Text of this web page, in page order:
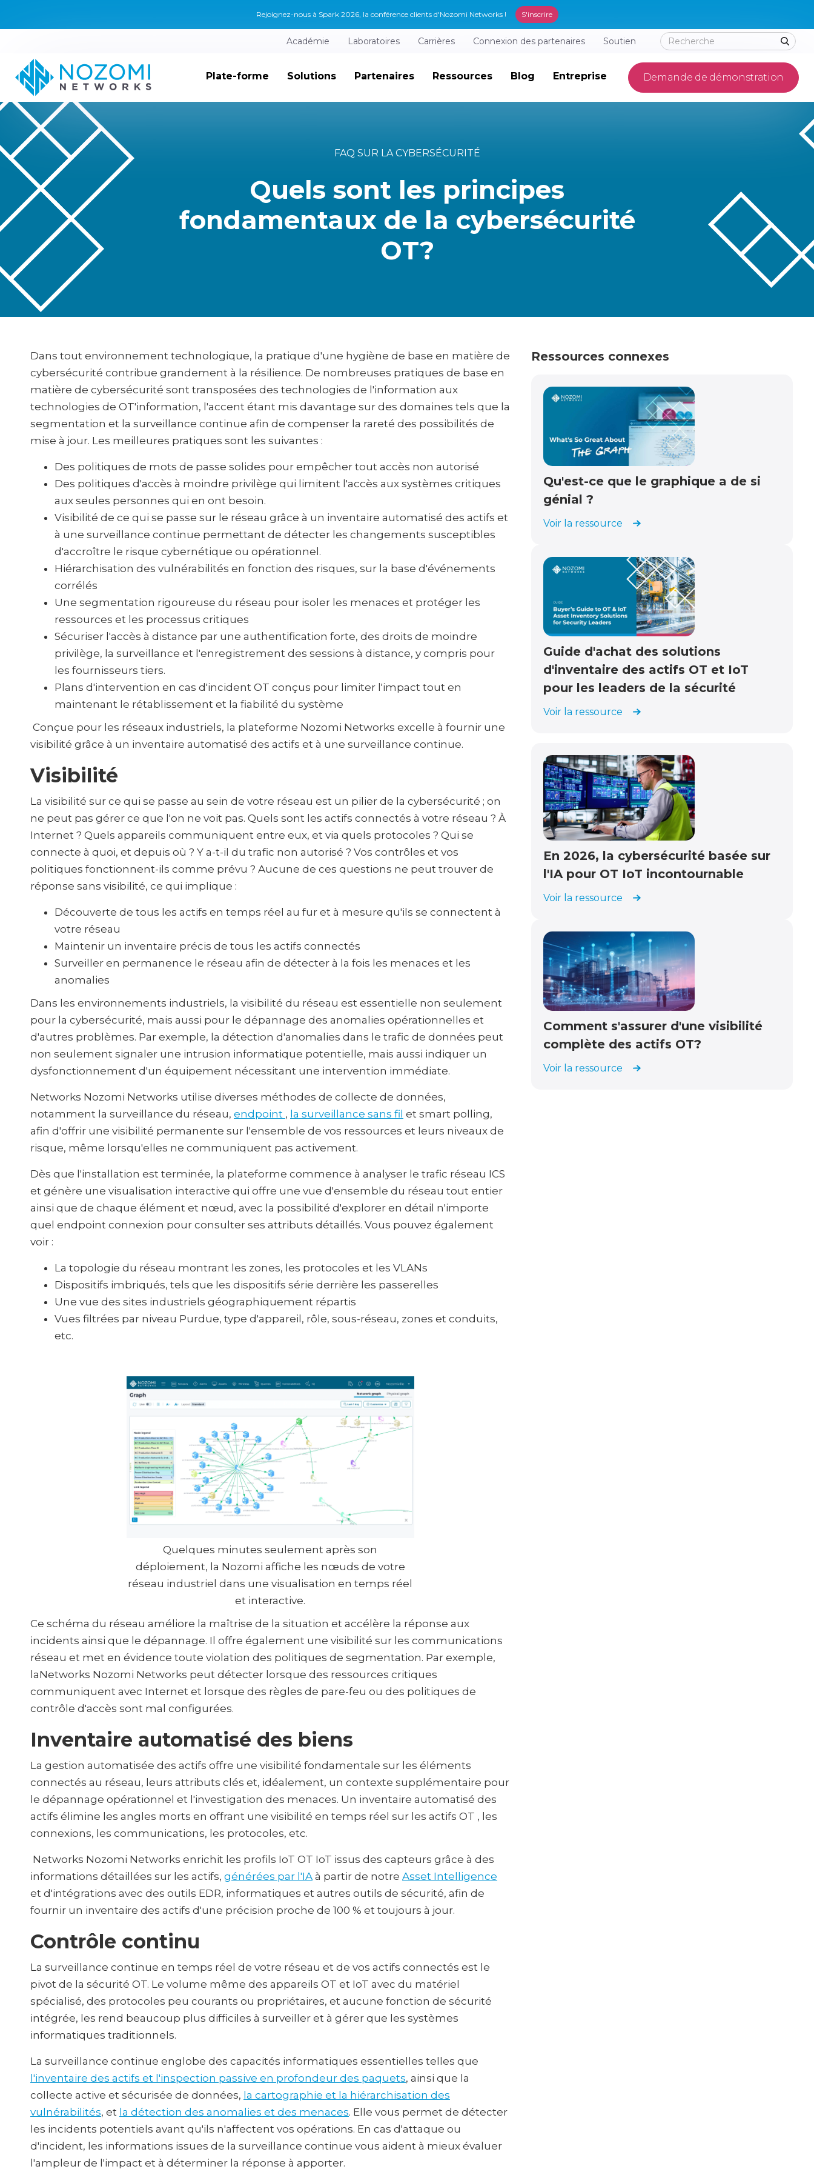
Rejoignez-nous à Spark 2026, la conférence clients d'Nozomi Networks ! S'inscrire
Académie Laboratoires Carrières Connexion des partenaires Soutien
Plate-forme Solutions Partenaires Ressources Blog Entreprise Demande de démonstration
FAQ SUR LA CYBERSÉCURITÉ
Quels sont les principes
fondamentaux de la cybersécurité
OT?
Dans tout environnement technologique, la pratique d'une hygiène de base en matière de
cybersécurité contribue grandement à la résilience. De nombreuses pratiques de base en
matière de cybersécurité sont transposées des technologies de l'information aux
technologies de OT'information, l'accent étant mis davantage sur des domaines tels que la
segmentation et la surveillance continue afin de compenser la rareté des possibilités de
mise à jour. Les meilleures pratiques sont les suivantes :
Des politiques de mots de passe solides pour empêcher tout accès non autorisé
Des politiques d'accès à moindre privilège qui limitent l'accès aux systèmes critiques
aux seules personnes qui en ont besoin.
Visibilité de ce qui se passe sur le réseau grâce à un inventaire automatisé des actifs et
à une surveillance continue permettant de détecter les changements susceptibles
d'accroître le risque cybernétique ou opérationnel.
Hiérarchisation des vulnérabilités en fonction des risques, sur la base d'événements
corrélés
Une segmentation rigoureuse du réseau pour isoler les menaces et protéger les
ressources et les processus critiques
Sécuriser l'accès à distance par une authentification forte, des droits de moindre
privilège, la surveillance et l'enregistrement des sessions à distance, y compris pour
les fournisseurs tiers.
Plans d'intervention en cas d'incident OT conçus pour limiter l'impact tout en
maintenant le rétablissement et la fiabilité du système
Conçue pour les réseaux industriels, la plateforme Nozomi Networks excelle à fournir une
visibilité grâce à un inventaire automatisé des actifs et à une surveillance continue.
Visibilité
La visibilité sur ce qui se passe au sein de votre réseau est un pilier de la cybersécurité ; on
ne peut pas gérer ce que l'on ne voit pas. Quels sont les actifs connectés à votre réseau ? À
Internet ? Quels appareils communiquent entre eux, et via quels protocoles ? Qui se
connecte à quoi, et depuis où ? Y a-t-il du trafic non autorisé ? Vos contrôles et vos
politiques fonctionnent-ils comme prévu ? Aucune de ces questions ne peut trouver de
réponse sans visibilité, ce qui implique :
Découverte de tous les actifs en temps réel au fur et à mesure qu'ils se connectent à
votre réseau
Maintenir un inventaire précis de tous les actifs connectés
Surveiller en permanence le réseau afin de détecter à la fois les menaces et les
anomalies
Dans les environnements industriels, la visibilité du réseau est essentielle non seulement
pour la cybersécurité, mais aussi pour le dépannage des anomalies opérationnelles et
d'autres problèmes. Par exemple, la détection d'anomalies dans le trafic de données peut
non seulement signaler une intrusion informatique potentielle, mais aussi indiquer un
dysfonctionnement d'un équipement nécessitant une intervention immédiate.
Networks Nozomi Networks utilise diverses méthodes de collecte de données,
notamment la surveillance du réseau, endpoint , la surveillance sans fil et smart polling,
afin d'offrir une visibilité permanente sur l'ensemble de vos ressources et leurs niveaux de
risque, même lorsqu'elles ne communiquent pas activement.
Dès que l'installation est terminée, la plateforme commence à analyser le trafic réseau ICS
et génère une visualisation interactive qui offre une vue d'ensemble du réseau tout entier
ainsi que de chaque élément et nœud, avec la possibilité d'explorer en détail n'importe
quel endpoint connexion pour consulter ses attributs détaillés. Vous pouvez également
voir :
La topologie du réseau montrant les zones, les protocoles et les VLANs
Dispositifs imbriqués, tels que les dispositifs série derrière les passerelles
Une vue des sites industriels géographiquement répartis
Vues filtrées par niveau Purdue, type d'appareil, rôle, sous-réseau, zones et conduits,
etc.
Quelques minutes seulement après son
déploiement, la Nozomi affiche les nœuds de votre
réseau industriel dans une visualisation en temps réel
et interactive.
Ce schéma du réseau améliore la maîtrise de la situation et accélère la réponse aux
incidents ainsi que le dépannage. Il offre également une visibilité sur les communications
réseau et met en évidence toute violation des politiques de segmentation. Par exemple,
laNetworks Nozomi Networks peut détecter lorsque des ressources critiques
communiquent avec Internet et lorsque des règles de pare-feu ou des politiques de
contrôle d'accès sont mal configurées.
Inventaire automatisé des biens
La gestion automatisée des actifs offre une visibilité fondamentale sur les éléments
connectés au réseau, leurs attributs clés et, idéalement, un contexte supplémentaire pour
le dépannage opérationnel et l'investigation des menaces. Un inventaire automatisé des
actifs élimine les angles morts en offrant une visibilité en temps réel sur les actifs OT , les
connexions, les communications, les protocoles, etc.
Networks Nozomi Networks enrichit les profils IoT OT IoT issus des capteurs grâce à des
informations détaillées sur les actifs, générées par l'IA à partir de notre Asset Intelligence
et d'intégrations avec des outils EDR, informatiques et autres outils de sécurité, afin de
fournir un inventaire des actifs d'une précision proche de 100 % et toujours à jour.
Contrôle continu
La surveillance continue en temps réel de votre réseau et de vos actifs connectés est le
pivot de la sécurité OT. Le volume même des appareils OT et IoT avec du matériel
spécialisé, des protocoles peu courants ou propriétaires, et aucune fonction de sécurité
intégrée, les rend beaucoup plus difficiles à surveiller et à gérer que les systèmes
informatiques traditionnels.
La surveillance continue englobe des capacités informatiques essentielles telles que
l'inventaire des actifs et l'inspection passive en profondeur des paquets, ainsi que la
collecte active et sécurisée de données, la cartographie et la hiérarchisation des
vulnérabilités, et la détection des anomalies et des menaces. Elle vous permet de détecter
les incidents potentiels avant qu'ils n'affectent vos opérations. En cas d'attaque ou
d'incident, les informations issues de la surveillance continue vous aident à mieux évaluer
l'ampleur de l'impact et à déterminer la réponse à apporter.
Ressources connexes
Qu'est-ce que le graphique a de si
génial ?
Voir la ressource
Guide d'achat des solutions
d'inventaire des actifs OT et IoT
pour les leaders de la sécurité
Voir la ressource
En 2026, la cybersécurité basée sur
l'IA pour OT IoT incontournable
Voir la ressource
Comment s'assurer d'une visibilité
complète des actifs OT?
Voir la ressource